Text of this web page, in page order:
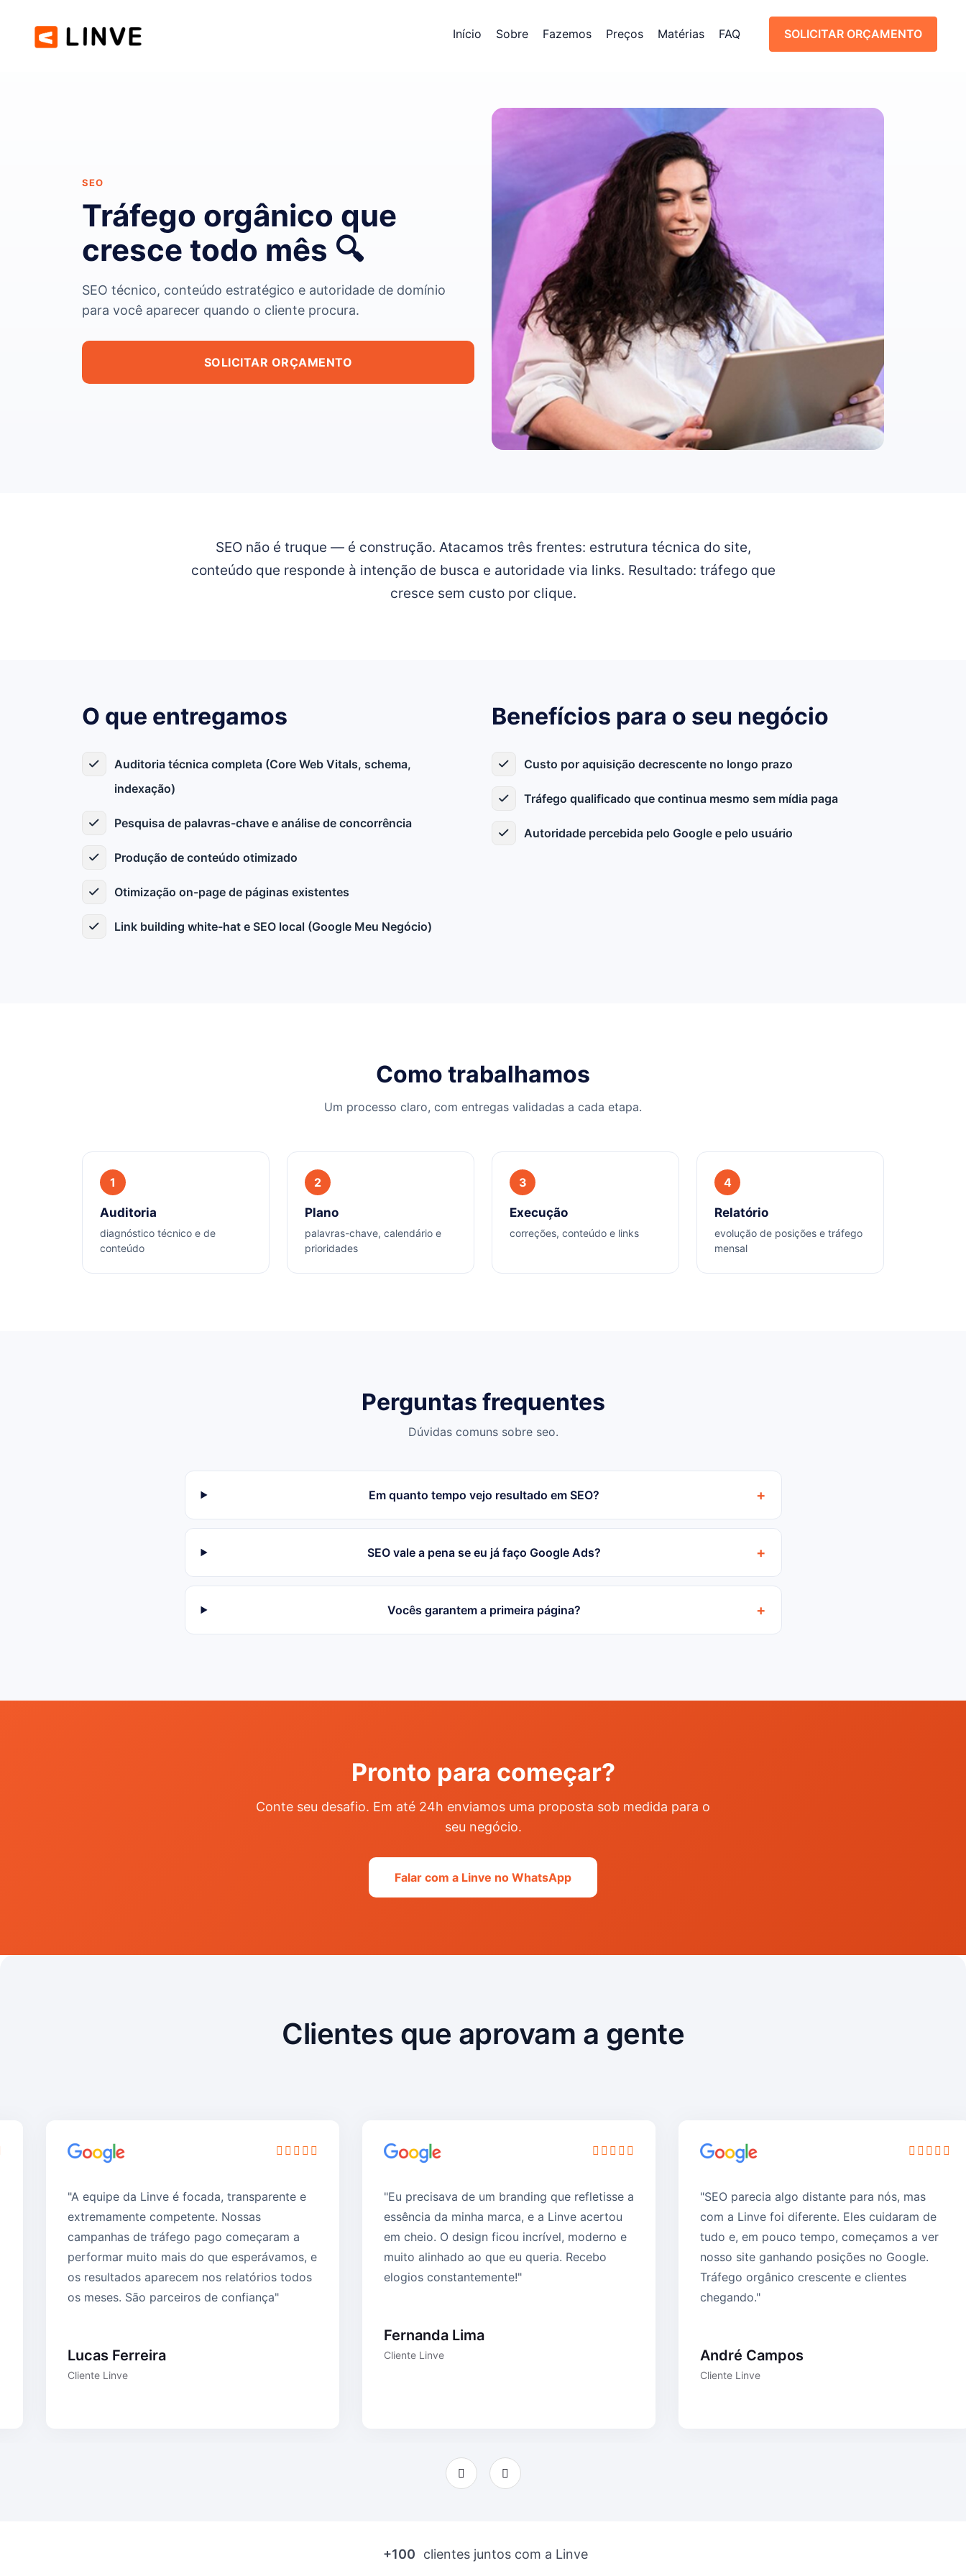
Início Sobre Fazemos Preços Matérias
FAQ
SOLICITAR ORÇAMENTO
SOLICITAR ORÇAMENTO
SEO
Tráfego orgânico que
cresce todo mês 🔍
SEO técnico, conteúdo estratégico e autoridade de domínio
para você aparecer quando o cliente procura.
SOLICITAR ORÇAMENTO
SEO não é truque — é construção. Atacamos três frentes: estrutura técnica do site,
conteúdo que responde à intenção de busca e autoridade via links. Resultado: tráfego que
cresce sem custo por clique.
O que entregamos
Auditoria técnica completa (Core Web Vitals, schema,
indexação)
Pesquisa de palavras-chave e análise de concorrência
Produção de conteúdo otimizado
Otimização on-page de páginas existentes
Link building white-hat e SEO local (Google Meu Negócio)
Benefícios para o seu negócio
Custo por aquisição decrescente no longo prazo
Tráfego qualificado que continua mesmo sem mídia paga
Autoridade percebida pelo Google e pelo usuário
Como trabalhamos
Um processo claro, com entregas validadas a cada etapa.
1
Auditoria
diagnóstico técnico e de
conteúdo
2
Plano
palavras-chave, calendário e
prioridades
3
Execução
correções, conteúdo e links
4
Relatório
evolução de posições e tráfego
mensal
Perguntas frequentes
Dúvidas comuns sobre seo.
Em quanto tempo vejo resultado em SEO? +
SEO vale a pena se eu já faço Google Ads? +
Vocês garantem a primeira página? +
Pronto para começar?
Conte seu desafio. Em até 24h enviamos uma proposta sob medida para o
seu negócio.
Falar com a Linve no WhatsApp
Clientes que aprovam a gente
"A equipe da Linve é focada, transparente e
extremamente competente. Nossas
campanhas de tráfego pago começaram a
performar muito mais do que esperávamos, e
os resultados aparecem nos relatórios todos
os meses. São parceiros de confiança"
Lucas Ferreira
Cliente Linve
"Eu precisava de um branding que refletisse a
essência da minha marca, e a Linve acertou
em cheio. O design ficou incrível, moderno e
muito alinhado ao que eu queria. Recebo
elogios constantemente!"
Fernanda Lima
Cliente Linve
"SEO parecia algo distante para nós, mas
com a Linve foi diferente. Eles cuidaram de
tudo e, em pouco tempo, começamos a ver
nosso site ganhando posições no Google.
Tráfego orgânico crescente e clientes
chegando."
André Campos
Cliente Linve
+100 clientes juntos com a Linve